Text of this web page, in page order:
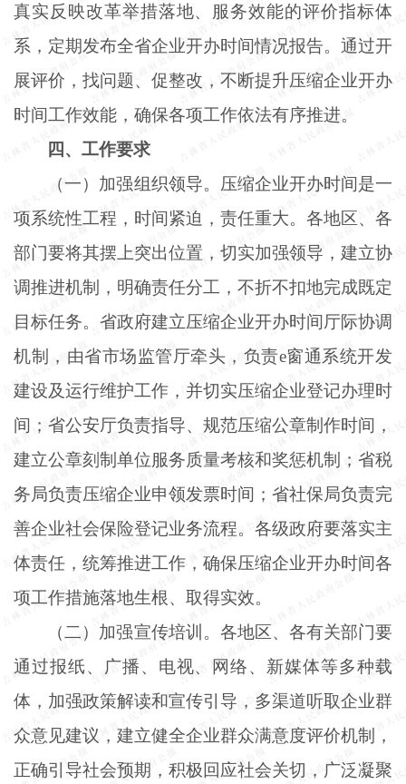
真实反映改革举措落地、服务效能的评价指标体
系，定期发布全省企业开办时间情况报告。通过开
展评价，找问题、促整改，不断提升压缩企业开办
时间工作效能，确保各项工作依法有序推进。
四、工作要求
（一）加强组织领导。压缩企业开办时间是一
项系统性工程，时间紧迫，责任重大。各地区、各
部门要将其摆上突出位置，切实加强领导，建立协
调推进机制，明确责任分工，不折不扣地完成既定
目标任务。省政府建立压缩企业开办时间厅际协调
机制，由省市场监管厅牵头，负责e窗通系统开发
建设及运行维护工作，并切实压缩企业登记办理时
间；省公安厅负责指导、规范压缩公章制作时间，
建立公章刻制单位服务质量考核和奖惩机制；省税
务局负责压缩企业申领发票时间；省社保局负责完
善企业社会保险登记业务流程。各级政府要落实主
体责任，统筹推进工作，确保压缩企业开办时间各
项工作措施落地生根、取得实效。
（二）加强宣传培训。各地区、各有关部门要
通过报纸、广播、电视、网络、新媒体等多种载
体，加强政策解读和宣传引导，多渠道听取企业群
众意见建议，建立健全企业群众满意度评价机制，
正确引导社会预期，积极回应社会关切，广泛凝聚